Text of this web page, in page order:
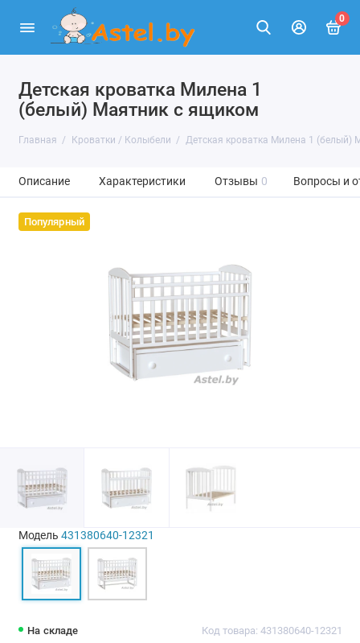
0
Детская кроватка Милена 1
(белый) Маятник с ящиком
Главная Кроватки / Колыбели Детская кроватка Милена 1 (белый)
Описание Характеристики Отзывы 0 Вопросы и
Популярный
На складе Код товара: 431380640-12321
Модель 431380640-12321